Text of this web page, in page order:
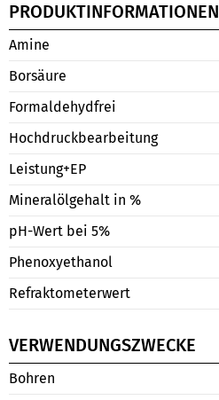
PRODUKTINFORMATIONEN
Amine
Borsäure
Formaldehydfrei
Hochdruckbearbeitung
Leistung+EP
Mineralölgehalt in %
pH-Wert bei 5%
Phenoxyethanol
Refraktometerwert
VERWENDUNGSZWECKE
Bohren